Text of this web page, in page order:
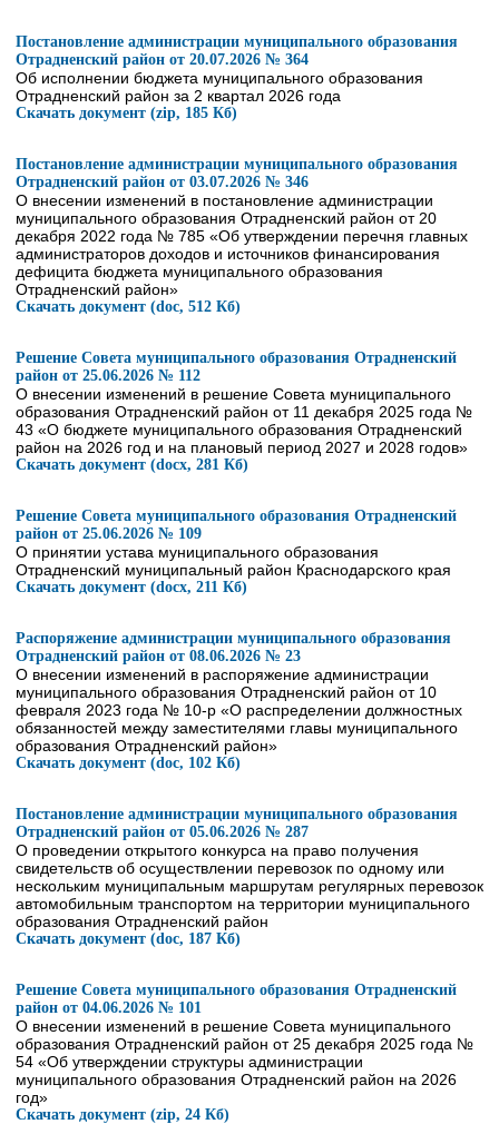
Постановление администрации муниципального образования
Отрадненский район от 20.07.2026 № 364
Об исполнении бюджета муниципального образования
Отрадненский район за 2 квартал 2026 года
Скачать документ (zip, 185 Кб)
Постановление администрации муниципального образования
Отрадненский район от 03.07.2026 № 346
О внесении изменений в постановление администрации
муниципального образования Отрадненский район от 20
декабря 2022 года № 785 «Об утверждении перечня главных
администраторов доходов и источников финансирования
дефицита бюджета муниципального образования
Отрадненский район»
Скачать документ (doc, 512 Кб)
Решение Совета муниципального образования Отрадненский
район от 25.06.2026 № 112
О внесении изменений в решение Совета муниципального
образования Отрадненский район от 11 декабря 2025 года №
43 «О бюджете муниципального образования Отрадненский
район на 2026 год и на плановый период 2027 и 2028 годов»
Скачать документ (docx, 281 Кб)
Решение Совета муниципального образования Отрадненский
район от 25.06.2026 № 109
О принятии устава муниципального образования
Отрадненский муниципальный район Краснодарского края
Скачать документ (docx, 211 Кб)
Распоряжение администрации муниципального образования
Отрадненский район от 08.06.2026 № 23
О внесении изменений в распоряжение администрации
муниципального образования Отрадненский район от 10
февраля 2023 года № 10-р «О распределении должностных
обязанностей между заместителями главы муниципального
образования Отрадненский район»
Скачать документ (doc, 102 Кб)
Постановление администрации муниципального образования
Отрадненский район от 05.06.2026 № 287
О проведении открытого конкурса на право получения
свидетельств об осуществлении перевозок по одному или
нескольким муниципальным маршрутам регулярных перевозок
автомобильным транспортом на территории муниципального
образования Отрадненский район
Скачать документ (doc, 187 Кб)
Решение Совета муниципального образования Отрадненский
район от 04.06.2026 № 101
О внесении изменений в решение Совета муниципального
образования Отрадненский район от 25 декабря 2025 года №
54 «Об утверждении структуры администрации
муниципального образования Отрадненский район на 2026
год»
Скачать документ (zip, 24 Кб)